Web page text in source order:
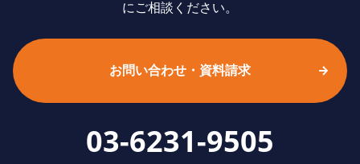
にご相談ください。
お問い合わせ・資料請求
03-6231-9505